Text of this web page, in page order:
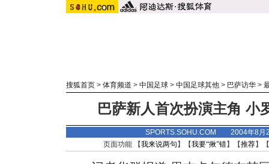
搜狐首页 > 体育频道 > 中国足球 > 中国足球其他 > 巴萨访华 >
巴萨新人首次扮演主角 小
SPORTS.SOHU.COM 2004年8月
页面功能 【我来说两句 】【我要“揪”错】【推荐】